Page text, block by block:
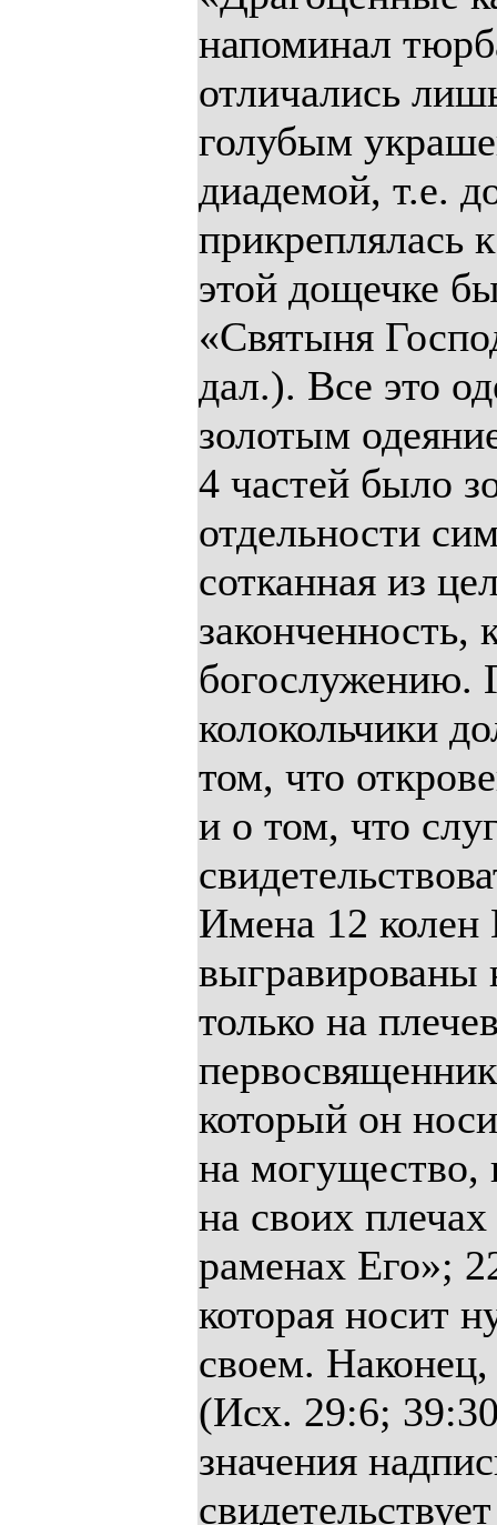
напоминал
отличались
голубым
диадемой, т.е.
прикреплялась
этой дощечке
«Святыня
дал.). Все это
золотым
4 частей было
отдельности
сотканная из
законченность,
богослужению.
колокольчики
том, что
и о том, что
Имена 12
выгравированы
только на
который он
на могущество,
на своих
раменах Его»;
которая носит
своем.
(Исх. 29:6;
значения